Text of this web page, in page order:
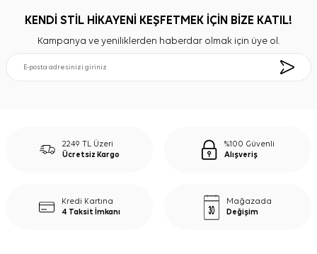
KENDİ STİL HİKAYENİ KEŞFETMEK İÇİN BİZE KATIL!
Kampanya ve yeniliklerden haberdar olmak için üye ol.
2249 TL Üzeri
Ücretsiz Kargo
%100 Güvenli
Alışveriş
Kredi Kartına
4 Taksit İmkanı
Mağazada
Değişim